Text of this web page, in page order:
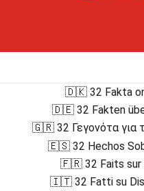
🇩🇰 32 Fakta
🇩🇪 32 Fakten
🇬🇷 32 Γεγονότα για
🇪🇸 32 Hechos
🇫🇷 32 Faits sur
🇮🇹 32 Fatti su